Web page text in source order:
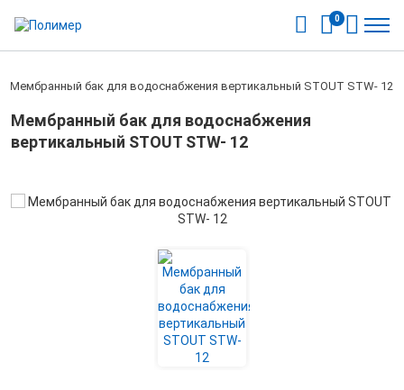
0
Мембранный бак для водоснабжения вертикальный STOUT STW- 12
Мембранный бак для водоснабжения
вертикальный STOUT STW- 12